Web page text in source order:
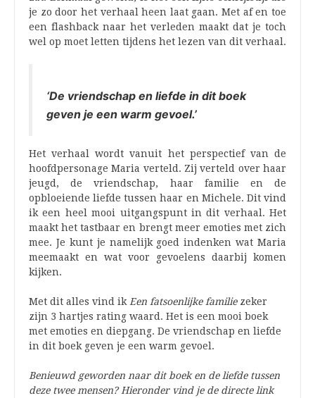
je zo door het verhaal heen laat gaan. Met af en toe
een flashback naar het verleden maakt dat je toch
wel op moet letten tijdens het lezen van dit verhaal.
‘De vriendschap en liefde in dit boek
geven je een warm gevoel.’
Het verhaal wordt vanuit het perspectief van de
hoofdpersonage Maria verteld. Zij verteld over haar
jeugd, de vriendschap, haar familie en de
opbloeiende liefde tussen haar en Michele. Dit vind
ik een heel mooi uitgangspunt in dit verhaal. Het
maakt het tastbaar en brengt meer emoties met zich
mee. Je kunt je namelijk goed indenken wat Maria
meemaakt en wat voor gevoelens daarbij komen
kijken.
Met dit alles vind ik Een fatsoenlijke familiezeker
zijn 3 hartjes rating waard. Het is een mooi boek
met emoties en diepgang. De vriendschap en liefde
in dit boek geven je een warm gevoel.
Benieuwd geworden naar dit boek en de liefde tussen
deze twee mensen? Hieronder vind je de directe link